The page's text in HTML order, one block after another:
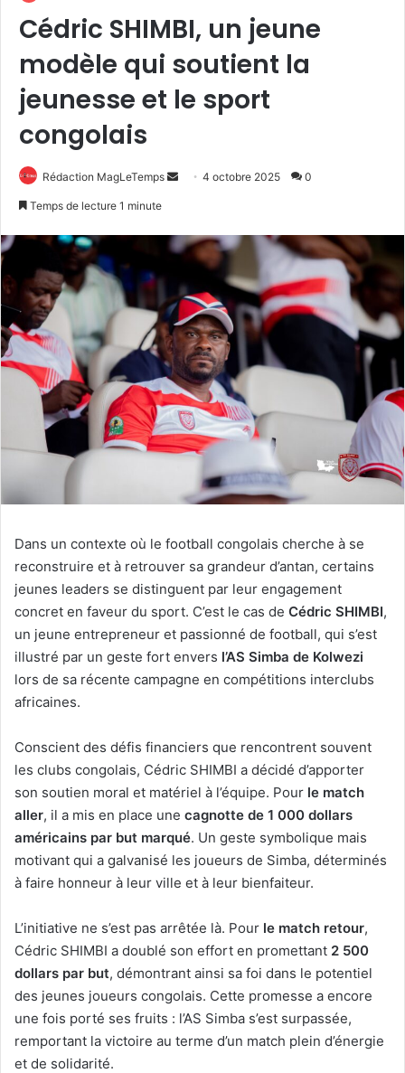
Cédric SHIMBI, un jeune
modèle qui soutient la
jeunesse et le sport
congolais
Rédaction MagLeTemps
Envoyer4 octobre 2025 0
Temps de lecture 1 minute
Dans un contexte où le football congolais cherche à se
reconstruire et à retrouver sa grandeur d’antan, certains
jeunes leaders se distinguent par leur engagement
concret en faveur du sport. C’est le cas de Cédric SHIMBI,
un jeune entrepreneur et passionné de football, qui s’est
illustré par un geste fort envers l’AS Simba de Kolwezi
lors de sa récente campagne en compétitions interclubs
africaines.
Conscient des défis financiers que rencontrent souvent
les clubs congolais, Cédric SHIMBI a décidé d’apporter
son soutien moral et matériel à l’équipe. Pour le match
aller, il a mis en place une cagnotte de 1 000 dollars
américains par but marqué. Un geste symbolique mais
motivant qui a galvanisé les joueurs de Simba, déterminés
à faire honneur à leur ville et à leur bienfaiteur.
L’initiative ne s’est pas arrêtée là. Pour le match retour,
Cédric SHIMBI a doublé son effort en promettant 2 500
dollars par but, démontrant ainsi sa foi dans le potentiel
des jeunes joueurs congolais. Cette promesse a encore
une fois porté ses fruits : l’AS Simba s’est surpassée,
remportant la victoire au terme d’un match plein d’énergie
et de solidarité.